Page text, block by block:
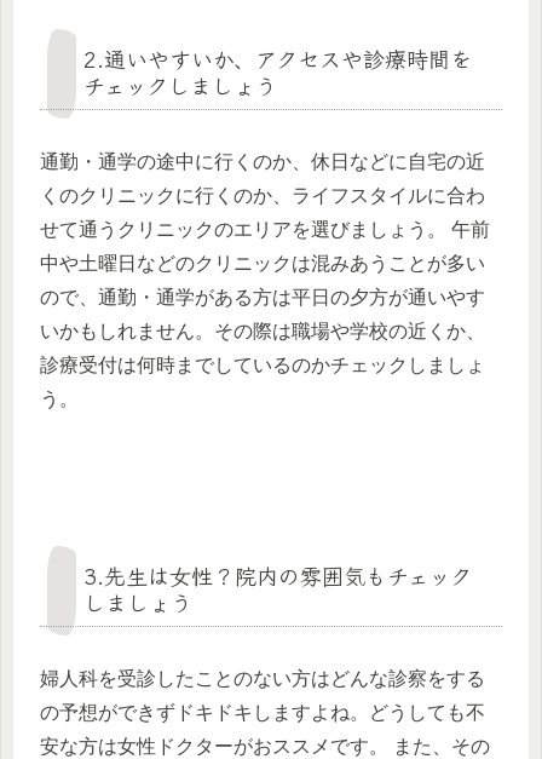
2.通いやすいか、アクセスや診療時間を
チェックしましょう
通勤・通学の途中に行くのか、休日などに自宅の近
くのクリニックに行くのか、ライフスタイルに合わ
せて通うクリニックのエリアを選びましょう。 午前
中や土曜日などのクリニックは混みあうことが多い
ので、通勤・通学がある方は平日の夕方が通いやす
いかもしれません。その際は職場や学校の近くか、
診療受付は何時までしているのかチェックしましょ
う。
3.先生は女性？院内の雰囲気もチェック
しましょう
婦人科を受診したことのない方はどんな診察をする
の予想ができずドキドキしますよね。どうしても不
安な方は女性ドクターがおススメです。 また、その